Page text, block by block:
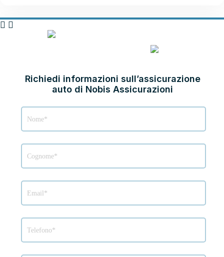
Richiedi informazioni sull’assicurazione
auto di Nobis Assicurazioni
info
Nobis
Assicurazioni